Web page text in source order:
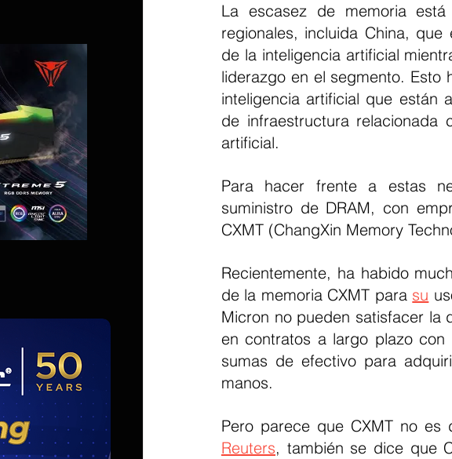
La escasez de memoria
regionales, incluida China,
de la inteligencia artificial
liderazgo en el segmento.
inteligencia artificial que están
de infraestructura relacionada
artificial.
Para hacer frente a estas
suministro de DRAM, con
CXMT (ChangXin Memory
Recientemente, ha habido
de la memoria CXMT para su
Micron no pueden satisfacer la
en contratos a largo plazo
sumas de efectivo para
manos.
Reuters, también se dice que